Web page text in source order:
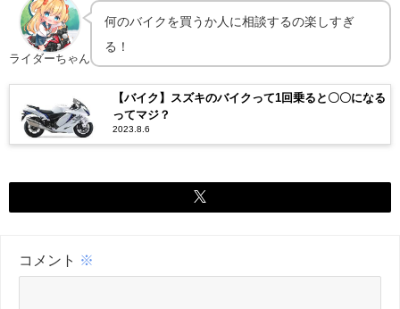
ライダーちゃん
何のバイクを買うか人に相談するの楽しすぎ
る！
【バイク】スズキのバイクって1回乗ると〇〇になる
ってマジ？
2023.8.6
コメント ※